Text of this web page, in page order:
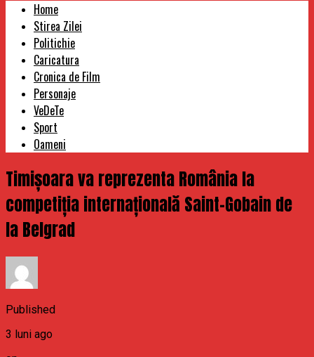
Home
Stirea Zilei
Politichie
Caricatura
Cronica de Film
Personaje
VeDeTe
Sport
Oameni
Timișoara va reprezenta România la
competiția internațională Saint-Gobain de
la Belgrad
Published
3 luni ago